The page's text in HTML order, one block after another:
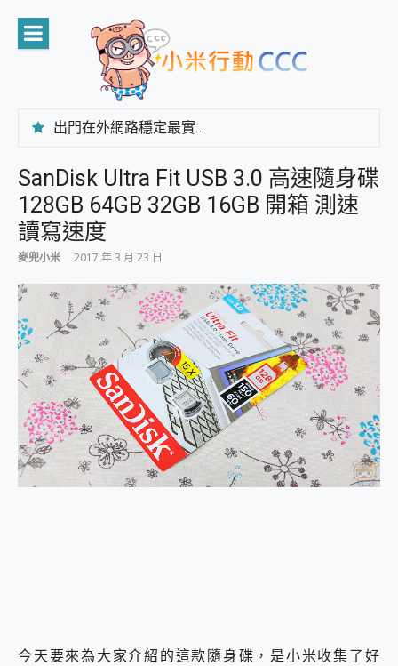
content
出門在外網路穩定最實在 「台灣大哥大」榮獲 4G/5G 在線率全球 NO.3 全台第一與全台六冠王實測心得，走到哪順到哪！
CP 值天花板~ Bongcom BS5 足球君開箱~ 短焦投影機 3千元就能擁有！ 折扣碼在這～
專為 PC上的 XBOX和掌機設計的 FireCuda X1070 SSD 固態硬碟開箱 評測
台灣製攝影機在這裡，100%全無線設計 SpotCam Solo Eco 太陽能防水雲端攝影機 SpotCam Solo 3 2.5K高畫質戶外攝影機 開箱 評測
AI 支付 一錶搞定大小事 Xiaomi Watch 5 開箱 評測
超驚艷 讓人一眼就愛上 LENOVO 聯想 Yoga Book 9 14吋 AI輕薄筆電 開箱 評測
美到讓人超想擁有 moto pad 60 系列 與 Moto | Swarovski razr 60 冰藍限定版本 開箱 評測
好用的 EaseUS Partition Master 讓您輕鬆的移除與格式化有防寫保護的隨身碟或SD卡
一鍵修復模糊影片、舊照的 AI 好幫手! VideoProc Converter AI 新版全解析 × 年末優惠，一篇全看懂
小朋友才做選擇 投影機 RGB藍牙音響 氛圍情境燈 我通通都要！ Starfish 2 幻彩膠囊投影機｜結合「 智慧投影 & 煥彩流動 」的沈浸式生活新體驗
外型超吸晴~ 給您絕佳操控體驗 GravaStar Mercury K1 系列 異星機械鍵盤與 Mercury X 系列 輕量無線電競滑鼠 開箱 評測
開箱~變身「蜘蛛人」椅子軍師！MSI MPG 491CQP QD-OLED 超寬曲面電競螢幕，多工辦公、爽度滿滿的終極桌面體驗
iPhone 17 系列 有認證的防護來囉！ imos 首家導入 UL MCV 行銷宣告驗證的手機配件品牌
DJI Osmo Pocket 3 爽爽帶回家 歡慶 EaseUS 21 週年到來，「Slogan 海報徵稿活動」好康大放送
小巧好吸不擋鏡頭 有Qi2認證的 ONPRO MagReact MXs2 5000mAh薄型磁吸無線急速行動電源 開箱 評測
您的專屬AI 助手 Yoga Slim 7 Aura Edition 觸控AI筆電 開箱 評測
SanDisk Ultra Fit USB 3.0 高速隨身碟
128GB 64GB 32GB 16GB 開箱 測速
讀寫速度
麥兜小米 2017 年 3 月 23 日
今天要來為大家介紹的這款隨身碟，是小米收集了好